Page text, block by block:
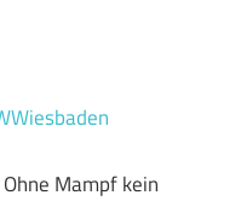
Mampf kein